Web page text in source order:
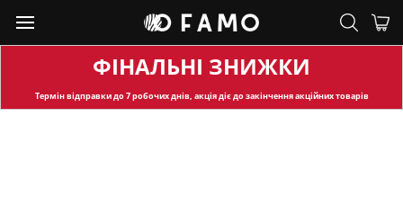
ФІНАЛЬНІ ЗНИЖКИ
Термін відправкидо 7 робочих днів, акція діє до закінчення акційних товарів